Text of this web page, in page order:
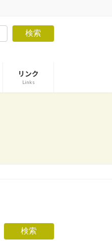
検索
リンク
Links
検索